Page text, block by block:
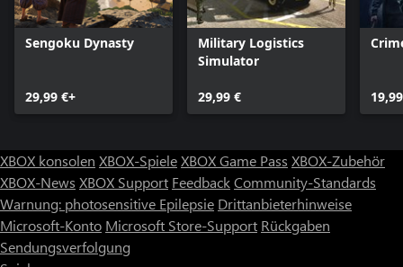
Sengoku Dynasty
29,99 €+
Military Logistics
Simulator
29,99 €
XBOX konsolen XBOX-SpieleXBOX Game Pass XBOX-Zubehör
XBOX-News XBOX Support FeedbackCommunity-Standards
Warnung: photosensitive Epilepsie Drittanbieterhinweise
Microsoft-Konto Microsoft Store-Support Rückgaben
Sendungsverfolgung